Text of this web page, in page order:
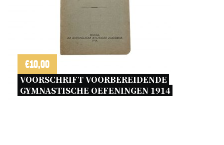
€10,00
VOORSCHRIFT VOORBEREIDENDE
GYMNASTISCHE OEFENINGEN 1914